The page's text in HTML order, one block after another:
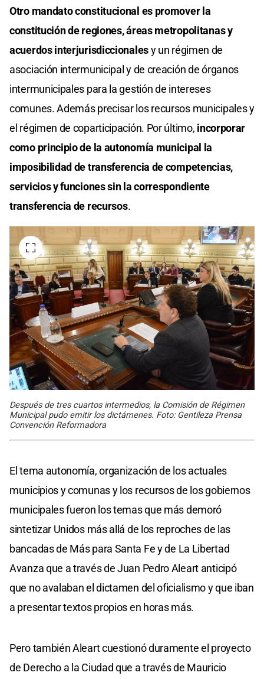
Otro mandato constitucional es promover la
constitución de regiones, áreas metropolitanas y
acuerdos interjurisdiccionalesy un régimen de
asociación intermunicipal y de creación de órganos
intermunicipales para la gestión de intereses
comunes. Además precisar los recursos municipales y
el régimen de coparticipación. Por último, incorporar
como principio de la autonomía municipal la
imposibilidad de transferencia de competencias,
servicios y funciones sin la correspondiente
transferencia de recursos.
Después de tres cuartos intermedios, la Comisión de Régimen
Municipal pudo emitir los dictámenes. Foto: Gentileza Prensa
Convención Reformadora
El tema autonomía, organización de los actuales
municipios y comunas y los recursos de los gobiernos
municipales fueron los temas que más demoró
sintetizar Unidos más allá de los reproches de las
bancadas de Más para Santa Fe y de La Libertad
Avanza que a través de Juan Pedro Aleart anticipó
que no avalaban el dictamen del oficialismo y que iban
a presentar textos propios en horas más.
Pero también Aleart cuestionó duramente el proyecto
de Derecho a la Ciudad que a través de Mauricio